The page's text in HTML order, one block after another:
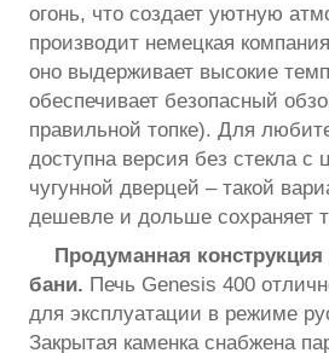
огонь, что создает уютную
производит немецкая
оно выдерживает высокие
обеспечивает безопасный
правильной топке). Для
доступна версия без стекла с
чугунной дверцей – такой
дешевле и дольше сохраняет
Продуманная
бани. Печь Genesis 400
для эксплуатации в режиме
Закрытая каменка снабжена